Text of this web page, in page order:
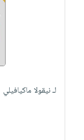
لـ نيقولا ماكيافيلي